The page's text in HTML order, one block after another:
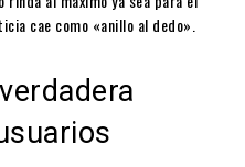
cae como «anillo al dedo».